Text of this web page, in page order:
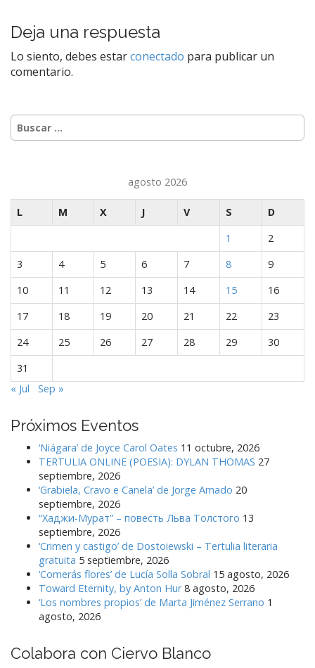
a
v
e
g
c
e
e
t
r
a
d
a
s
Deja una respuesta
Lo siento, debes estarconectado para publicar un
comentario.
Buscar:
agosto 2026
L M X J V S
D
1
2
3
4 5 6 7 8
9
10
11 12 13 14 15
16
17
18 19 20 21 22
23
24
25 26 27 28 29
30
31
« Jul
Sep »
Próximos Eventos
‘Niágara’ de Joyce Carol Oates 11 octubre, 2026
TERTULIA ONLINE (POESIA): DYLAN THOMAS 27
septiembre, 2026
‘Grabiela, Cravo e Canela’ de Jorge Amado 20
septiembre, 2026
“Хаджи-Мурат” – повесть Льва Толстого 13
septiembre, 2026
‘Crimen y castigo’ de Dostoiewski – Tertulia literaria
gratuita 5 septiembre, 2026
‘Comerás flores’ de Lucía Solla Sobral 15 agosto, 2026
Toward Eternity, by Anton Hur 8 agosto, 2026
‘Los nombres propios’ de Marta Jiménez Serrano 1
agosto, 2026
Colabora con Ciervo Blanco